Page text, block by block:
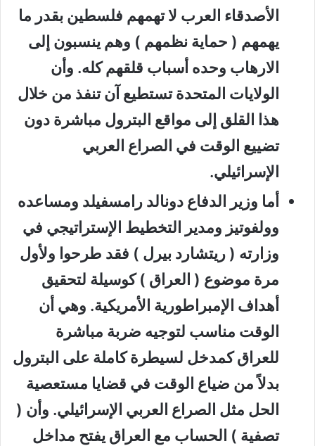
الأصدقاء العرب لا تهمهم فلسطين بقدر ما
يهمهم ( حماية نظمهم ) وهم ينسبون إلى
الارهاب وحده أسباب قلقهم كله. وأن
الولايات المتحدة تستطيع آن تنفذ من خلال
هذا القلق إلى مواقع البترول مباشرة دون
تضييع الوقت في الصراع العربي
الإسرائيلي.
أما وزير الدفاع دونالد رامسفيلد ومساعده
وولفوتيز ومدير التخطيط الإستراتيجي في
وزارته ( ريتشارد بيرل ) فقد طرحوا ولأول
مرة موضوع ( العراق ) كوسيلة لتحقيق
أهداف الإمبراطورية الأمريكية. وهي أن
الوقت مناسب لتوجيه ضربة مباشرة
للعراقكمدخل لسيطرة كاملة على البترول
بدلاً من ضياع الوقت في قضايا مستعصية
الحل مثل الصراع العربي الإسرائيلي. وأن (
تصفية ) الحساب مع ا لعراق يفتح مداخل